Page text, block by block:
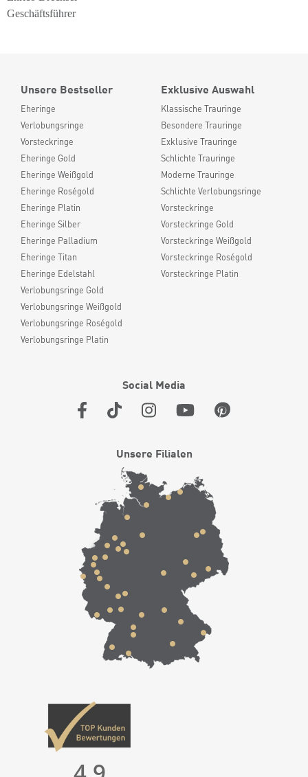
Geschäftsführer
Unsere Bestseller
Eheringe
Verlobungsringe
Vorsteckringe
Eheringe Gold
Eheringe Weißgold
Eheringe Roségold
Eheringe Platin
Eheringe Silber
Eheringe Palladium
Eheringe Titan
Eheringe Edelstahl
Verlobungsringe Gold
Verlobungsringe Weißgold
Verlobungsringe Roségold
Verlobungsringe Platin
Exklusive Auswahl
Klassische Trauringe
Besondere Trauringe
Exklusive Trauringe
Schlichte Trauringe
Moderne Trauringe
Schlichte Verlobungsringe
Vorsteckringe
Vorsteckringe Gold
Vorsteckringe Weißgold
Vorsteckringe Roségold
Vorsteckringe Platin
Social Media
Unsere Filialen